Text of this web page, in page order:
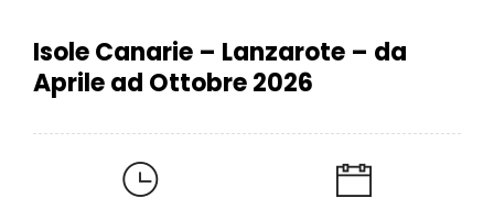
Isole Canarie – Lanzarote – da
Aprile ad Ottobre 2026